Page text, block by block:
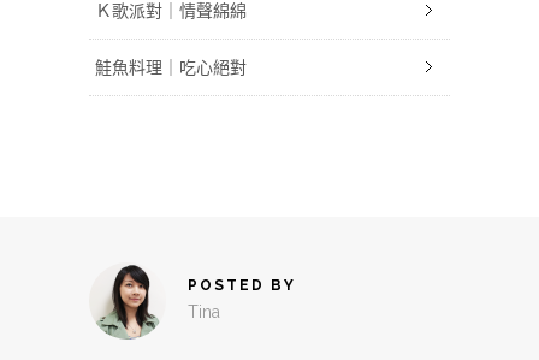
Ｋ歌派對｜情聲綿綿
鮭魚料理｜吃心絕對
POSTED BY
Tina